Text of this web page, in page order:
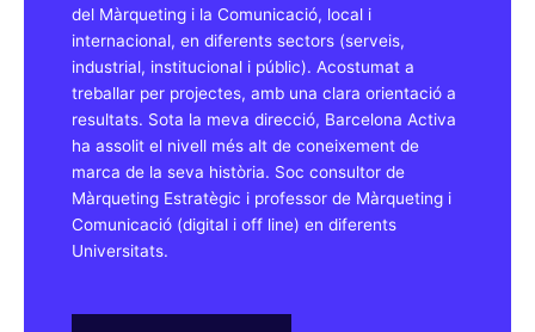
del Màrqueting i la Comunicació, local i
internacional, en diferents sectors (serveis,
industrial, institucional i públic). Acostumat a
treballar per projectes, amb una clara orientació a
resultats. Sota la meva direcció, Barcelona Activa
ha assolit el nivell més alt de coneixement de
marca de la seva història. Soc consultor de
Màrqueting Estratègic i professor de Màrqueting i
Comunicació (digital i off line) en diferents
Universitats.